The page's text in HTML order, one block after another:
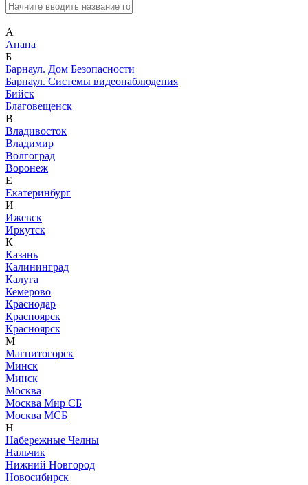
А
Анапа
Б
Барнаул. Дом Безопасности
Барнаул. Системы видеонаблюдения
Бийск
Благовещенск
В
Владивосток
Владимир
Волгоград
Воронеж
Е
Екатеринбург
И
Ижевск
Иркутск
К
Казань
Калининград
Калуга
Кемерово
Краснодар
Красноярск
Красноярск
М
Магнитогорск
Минск
Минск
Москва
Москва Мир СБ
Москва МСБ
Н
Набережные Челны
Нальчик
Нижний Новгород
Новосибирск